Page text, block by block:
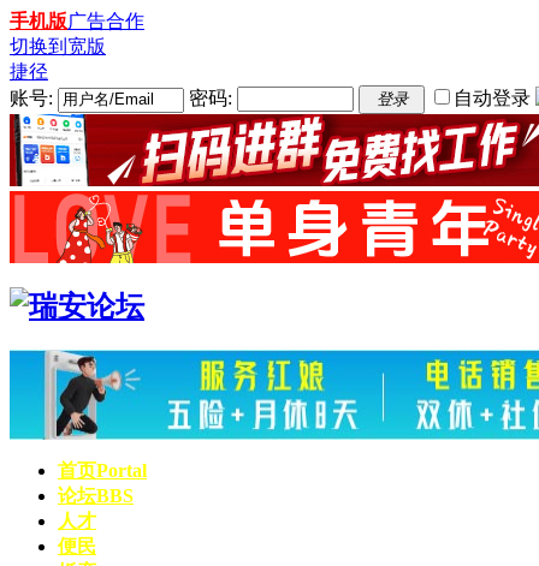
手机版广告合作
切换到宽版
捷径
账号:
密码: 登录 自动登录
首页Portal
论坛BBS
人才
便民